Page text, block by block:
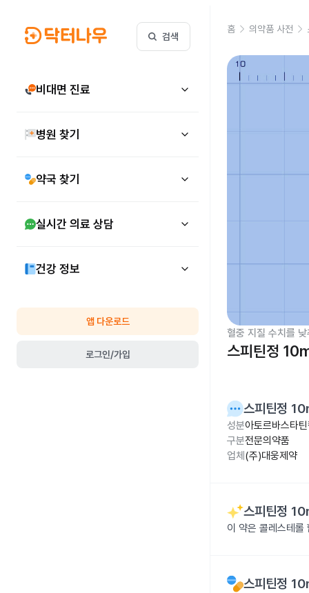
검색
비대면 진료
병원 찾기
약국 찾기
실시간 의료 상담
건강 정보
앱 다운로드
로그인/가입
홈 의약품 사전
혈중 지질 수치를
스피틴정
스피틴정
성분아토르바스타
구분전문의약품
업체 (주)대웅제약
스피틴정
이 약은 콜레스테롤
스피틴정